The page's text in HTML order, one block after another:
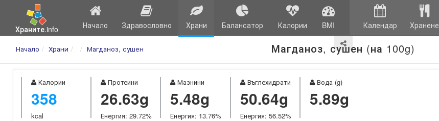
Храните.info Начало Здравословно Храни Балансатор Калории BMI Календар Хранене
Магданоз, сушен (на 100g)
Начало Храни Магданоз, сушен
Калории
358
kcal
Протеини
26.63g
Енергия: 29.72%
Мазнини
5.48g
Енергия: 13.76%
Въглехидрати
50.64g
Енергия: 56.52%
Вода (g)
5.89g